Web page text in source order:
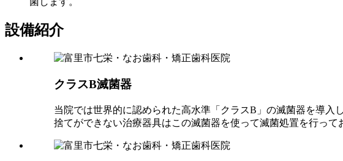
設備紹介
クラスB滅菌器
当院では世界的に認められた高水準「クラスB」の滅菌器を導
捨てができない治療器具はこの滅菌器を使って滅菌処置を行っ